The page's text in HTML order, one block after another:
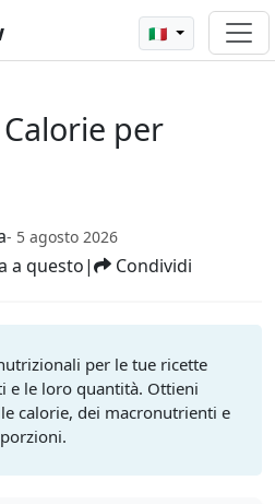
🇮🇹
per
- 5 agosto 2026
a questo| Condividi
per le tue ricette
e le loro quantità. Ottieni
calorie, dei macronutrienti e